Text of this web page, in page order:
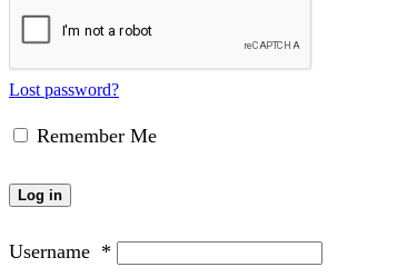
Lost password?
Remember Me
Log in
Username *